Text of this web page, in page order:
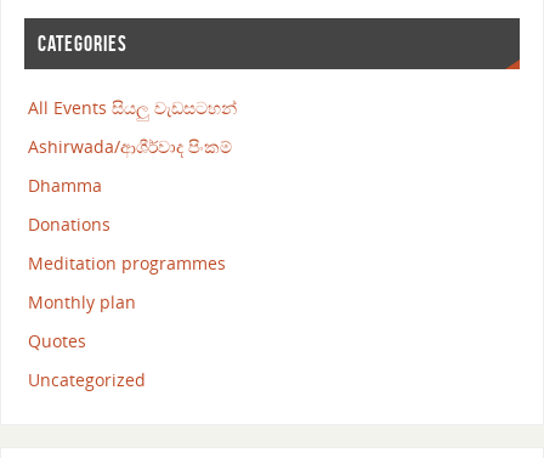
CATEGORIES
All Events සියලු වැඩසටහන්
Ashirwada/ආශීර්වාද පිංකම්
Dhamma
Donations
Meditation programmes
Monthly plan
Quotes
Uncategorized